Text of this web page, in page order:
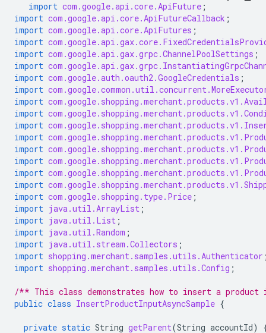
import com.google.api.core.ApiFuture ;
import com.google.api.core.ApiFutureCallback ;
import com.google.api.core.ApiFutures ;
import
import com.google.api.gax.grpc.ChannelPoolSettings ;
import
import com.google.auth.oauth2.GoogleCredentials ;
import
import
import
import
import
import
import
import
import
import com.google.shopping.type.Price ;
import java.util.ArrayList ;
import java.util.List ;
import java.util.Random ;
import java.util.stream.Collectors ;
import shopping.merchant.samples.utils.Authenticator
import shopping.merchant.samples.utils.Config ;
/** This class demonstrates how to insert a
public class InsertProductInputAsyncSample {
private static String getParent(String accountId)